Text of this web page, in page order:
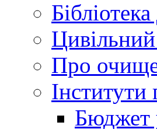
Про
Інститути
Бюджет